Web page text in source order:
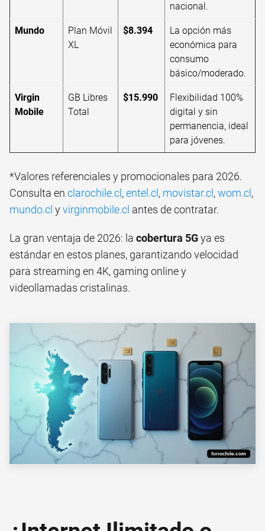
nacional.
Mundo
Plan Móvil
XL
$8.394
La opción más
económica para
consumo
básico/moderado.
Virgin
Mobile
GB Libres
Total
$15.990
Flexibilidad 100%
digital y sin
permanencia, ideal
para jóvenes.
*Valores referenciales y promocionales para 2026.
Consulta en clarochile.cl ,entel.cl , movistar.cl ,wom.cl ,
mundo.cl yvirginmobile.cl antes de contratar.
La gran ventaja de 2026: la cobertura 5Gya es
estándar en estos planes, garantizando velocidad
para streaming en 4K, gaming online y
videollamadas cristalinas.